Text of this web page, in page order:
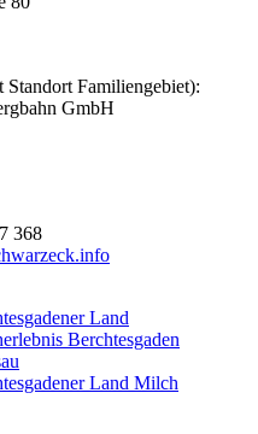
Standort Familiengebiet):
GmbH
368